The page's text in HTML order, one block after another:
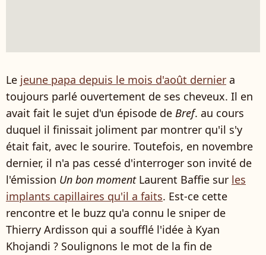
Le jeune papa depuis le mois d'août dernier a
toujours parlé ouvertement de ses cheveux. Il en
avait fait le sujet d'un épisode de Bref. au cours
duquel il finissait joliment par montrer qu'il s'y
était fait, avec le sourire. Toutefois, en novembre
dernier, il n'a pas cessé d'interroger son invité de
l'émission Un bon momentLaurent Baffie sur les
implants capillaires qu'il a faits. Est-ce cette
rencontre et le buzz qu'a connu le sniper de
Thierry Ardisson qui a soufflé l'idée à Kyan
Khojandi ? Soulignons le mot de la fin de